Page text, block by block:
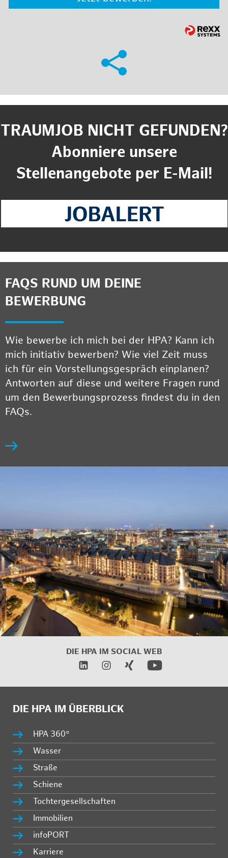
TRAUMJOB NICHT GEFUNDEN?
Abonniere unsere
Stellenangebote per E-Mail!
FAQS RUND UM DEINE
BEWERBUNG
Wie bewerbe ich mich bei der HPA? Kann ich
mich initiativ bewerben? Wie viel Zeit muss
ich für ein Vorstellungsgespräch einplanen?
Antworten auf diese und weitere Fragen rund
um den Bewerbungsprozess findest du in den
FAQs.
DIE HPA IM SOCIAL WEB
DIE HPA IM ÜBERBLICK
HPA 360°
Wasser
Straße
Schiene
Tochtergesellschaften
Immobilien
infoPORT
Karriere